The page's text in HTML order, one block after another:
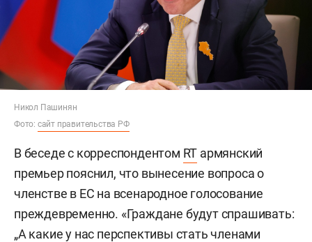
Никол Пашинян
Фото: сайт правительства РФ
В беседе с корреспондентом RT армянский
премьер пояснил, что вынесение вопроса о
членстве в ЕС на всенародное голосование
преждевременно. «Граждане будут спрашивать:
„А какие у нас перспективы стать членами